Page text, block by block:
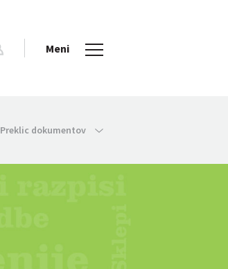
Meni
Preklic dokumentov